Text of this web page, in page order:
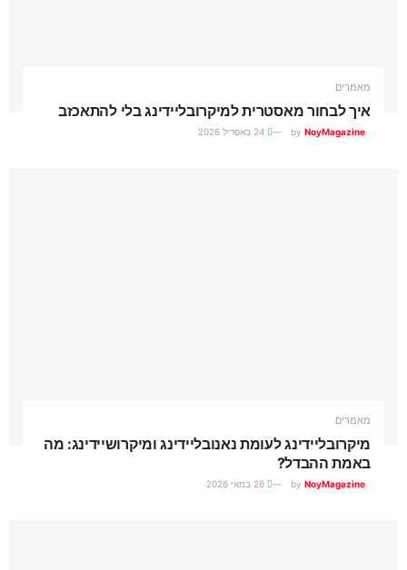
מאמרים
איך לבחור מאסטרית למיקרובליידינג בלי להתאכזב
by NoyMagazine
מאמרים
מיקרובליידינג לעומת נאנובליידינג ומיקרושיידינג: מה
באמת ההבדל?
by NoyMagazine